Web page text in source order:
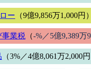
ー （9億9,856万1,000円）
事業税 （-%／5億9,389万
（3%／4億8,061万2,000円